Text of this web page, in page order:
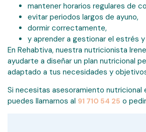
mantener horarios regulares de
evitar periodos largos de ayuno,
dormir correctamente,
y aprender a gestionar el estrés y
En Rehabtiva, nuestra nutricionista
ayudarte a diseñar un plan nutricional
adaptado a tus necesidades y
Si necesitas asesoramiento nutricional
puedes llamarnos al 91 710 54 25 o